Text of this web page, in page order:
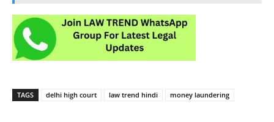
TAGS delhi high court law trend hindi money laundering